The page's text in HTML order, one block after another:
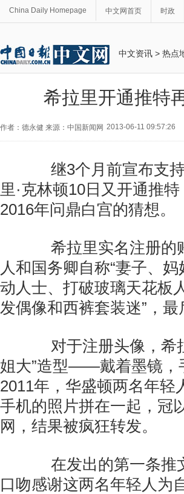
China Daily Homepage 中文网首页 时政
中文资讯 > 热点
希拉里开通推特
作者：德永健 来源：中国新闻网 2013-06-11 09:57:26
继3个月前宣布支持
里·克林顿10日又开通推
2016年问鼎白宫的猜想。
希拉里实名注册的
人和国务卿自称“妻子、
动人士、打破玻璃天花板
发偶像和西裤套装迷”，
对于注册头像，希
姐大”造型——戴着墨镜，
2011年，华盛顿两名年轻
手机的照片拼在一起，冠
网，结果被疯狂转发。
在发出的第一条推文
口吻感谢这两名年轻人为